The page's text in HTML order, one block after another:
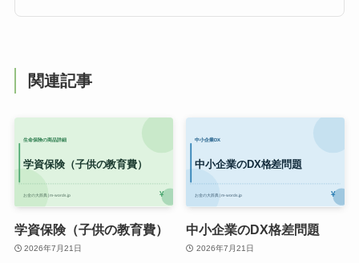
関連記事
学資保険（子供の教育費）
2026年7月21日
中小企業のDX格差問題
2026年7月21日